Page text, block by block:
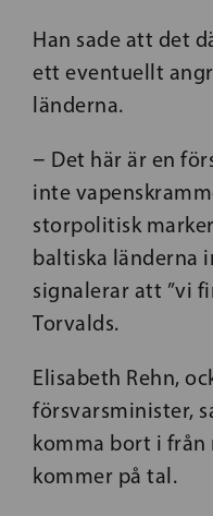
Han sade att det
ett eventuellt
länderna.
− Det här är en
inte
storpolitisk
baltiska länderna
signalerar att ”vi
Torvalds.
Elisabeth Rehn,
försvarsminister,
komma bort i
kommer på tal.